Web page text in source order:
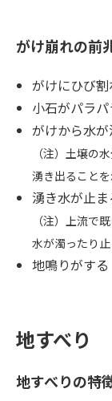
がけ崩れの前
がけにひび
小石がパラ
がけから水
（注）土壌の
湧き出ること
湧き水が止
（注）上流で
水が濁ったり
地鳴りがする
地すべり
地すべりの特